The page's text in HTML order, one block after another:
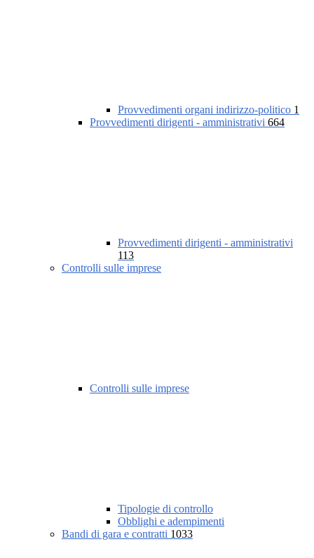
Provvedimenti organi indirizzo-politico 1
Provvedimenti dirigenti - amministrativi 664
Provvedimenti dirigenti - amministrativi
113
Controlli sulle imprese
Controlli sulle imprese
Tipologie di controllo
Obblighi e adempimenti
Bandi di gara e contratti 1033